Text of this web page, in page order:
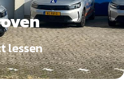
lessen